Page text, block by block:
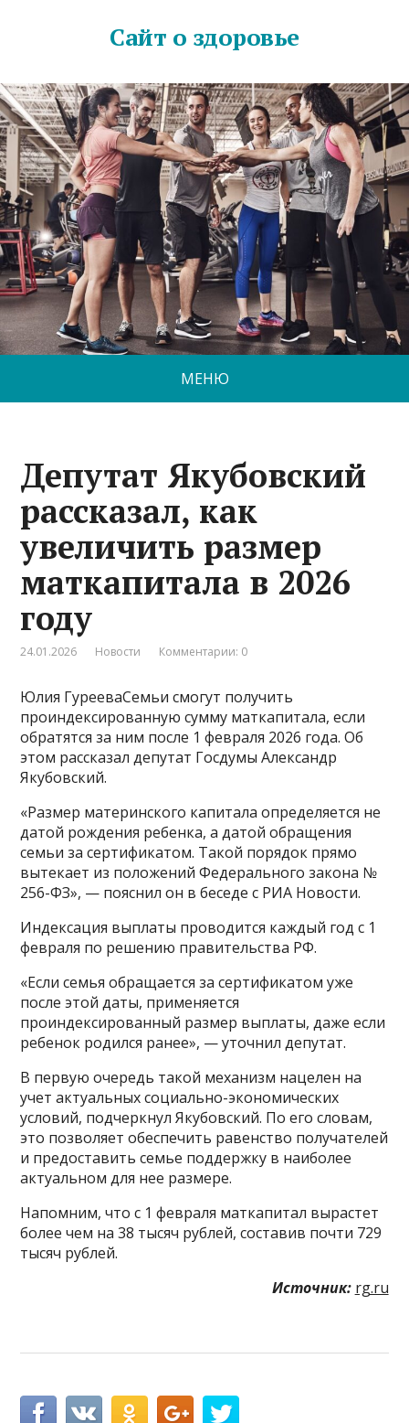
Сайт о здоровье
МЕНЮ
Депутат Якубовский
рассказал, как
увеличить размер
маткапитала в 2026
году
24.01.2026 Новости Комментарии: 0
Юлия ГурееваСемьи смогут получить
проиндексированную сумму маткапитала, если
обратятся за ним после 1 февраля 2026 года. Об
этом рассказал депутат Госдумы Александр
Якубовский.
«Размер материнского капитала определяется не
датой рождения ребенка, а датой обращения
семьи за сертификатом. Такой порядок прямо
вытекает из положений Федерального закона №
256-ФЗ», — пояснил он в беседе с РИА Новости.
Индексация выплаты проводится каждый год с 1
февраля по решению правительства РФ.
«Если семья обращается за сертификатом уже
после этой даты, применяется
проиндексированный размер выплаты, даже если
ребенок родился ранее», — уточнил депутат.
В первую очередь такой механизм нацелен на
учет актуальных социально-экономических
условий, подчеркнул Якубовский. По его словам,
это позволяет обеспечить равенство получателей
и предоставить семье поддержку в наиболее
актуальном для нее размере.
Напомним, что с 1 февраля маткапитал вырастет
более чем на 38 тысяч рублей, составив почти 729
тысяч рублей.
Источник: rg.ru